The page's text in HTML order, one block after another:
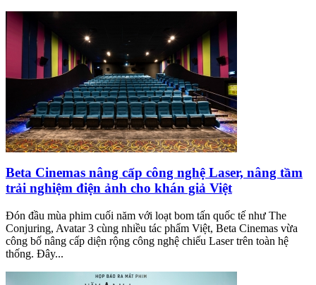
Beta Cinemas nâng cấp công nghệ Laser, nâng tầm
trải nghiệm điện ảnh cho khán giả Việt
Đón đầu mùa phim cuối năm với loạt bom tấn quốc tế như The
Conjuring, Avatar 3 cùng nhiều tác phẩm Việt, Beta Cinemas vừa
công bố nâng cấp diện rộng công nghệ chiếu Laser trên toàn hệ
thống. Đây...